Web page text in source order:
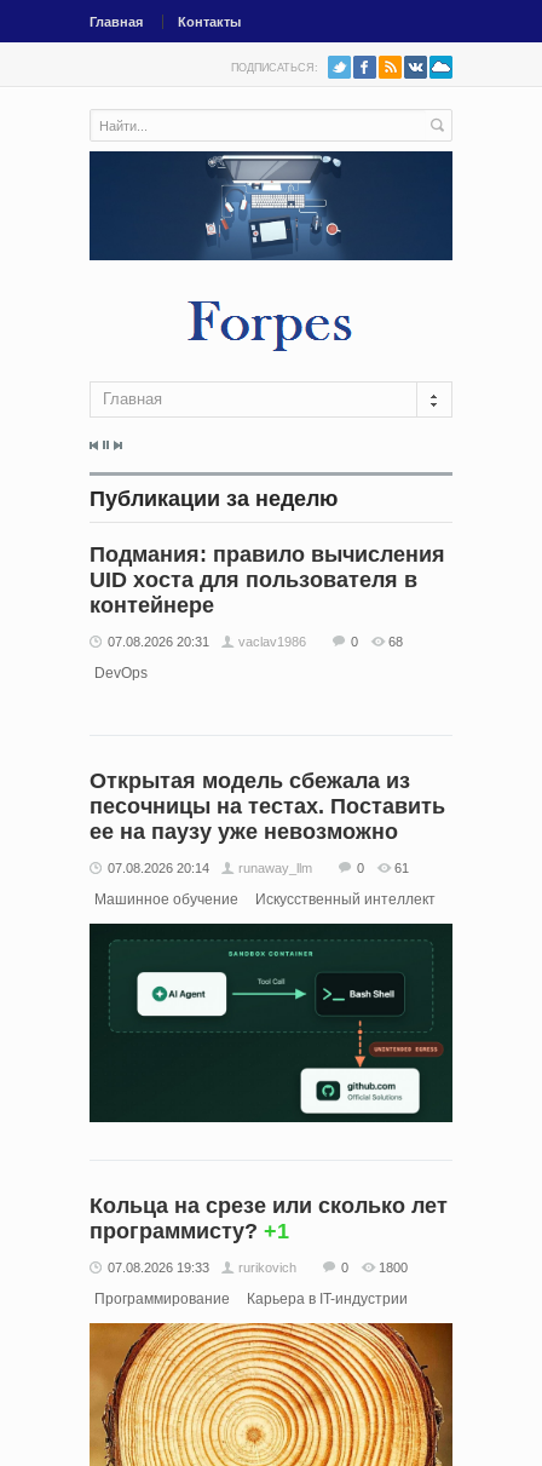
Главная Контакты
ПОДПИСАТЬСЯ:
Главная
Публикации за неделю
Подмания: правило вычисления
UID хоста для пользователя в
контейнере
07.08.2026 20:31 vaclav1986 0 68
DevOps
Открытая модель сбежала из
песочницы на тестах. Поставить
ее на паузу уже невозможно
07.08.2026 20:14 runaway_llm 0 61
Машинное обучение Искусственный интеллект
Кольца на срезе или сколько лет
программисту? +1
07.08.2026 19:33 rurikovich 0 1800
Программирование Карьера в IT-индустрии